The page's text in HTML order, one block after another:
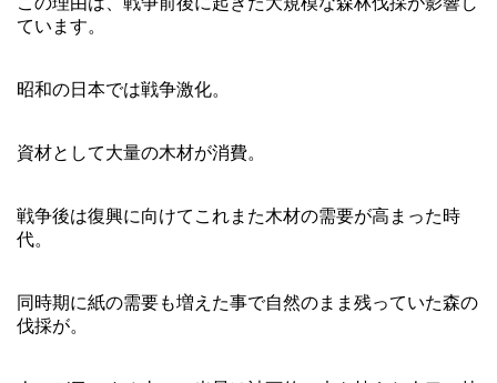
ています。
昭和の日本では戦争激化。
資材として大量の木材が消費。
戦争後は復興に向けてこれまた木材の需要が高まった時
代。
同時期に紙の需要も増えた事で自然のまま残っていた森の
伐採が。